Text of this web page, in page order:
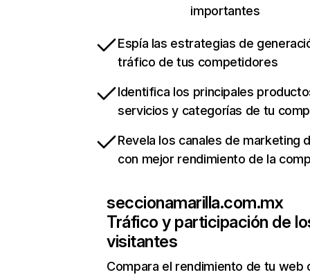
importantes
Espía las estrategias de
tráfico de tus competidores
Identifica los principales
servicios y categorías de tu
Revela los canales de marketing
con mejor rendimiento de la
seccionamarilla.com.mx
Tráfico y participación de
visitantes
Compara el rendimiento de tu web